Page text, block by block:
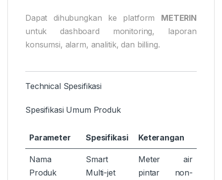
Dapat dihubungkan ke platform METERIN
untuk dashboard monitoring, laporan
konsumsi, alarm, analitik, dan billing.
Technical Spesifikasi
Spesifikasi Umum Produk
Parameter Spesifikasi Keterangan
Nama
Produk
Smart
Multi-jet
Meter air
pintar non-